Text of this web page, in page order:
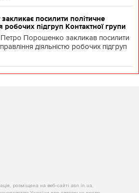
посилити політичне
робочих підгруп Контактної групи
Порошенко закликав посилити
діяльністю робочих підгруп
розміщена на веб-сайті asn.in.ua,